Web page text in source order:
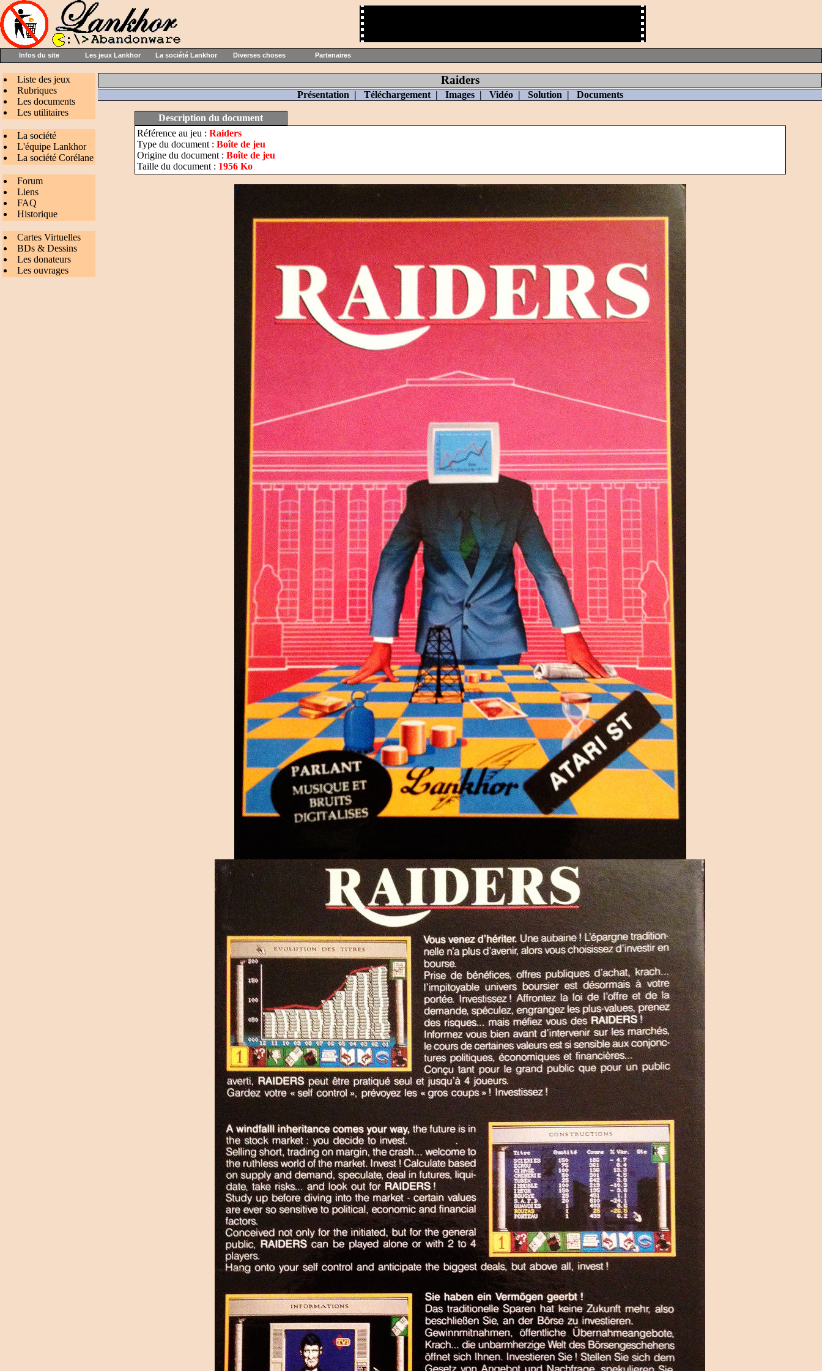
Infos du site Les jeux Lankhor La société Lankhor Diverses choses Partenaires
Liste des jeux
Rubriques
Les documents
Les utilitaires
La société
L'équipe Lankhor
La société Corélane
Forum
Liens
FAQ
Historique
Cartes Virtuelles
BDs & Dessins
Les donateurs
Les ouvrages
Raiders
Présentation | Téléchargement| Images| Vidéo| Solution | Documents
Description du document
Référence au jeu : Raiders
Type du document : Boîte de jeu
Origine du document : Boîte de jeu
Taille du document : 1956 Ko